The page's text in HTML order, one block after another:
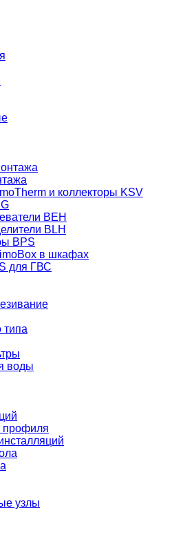
и коллекторы KSV
BEH
BLH
BPS
в шкафах
для ГВС
типа
воды
профиля
узлы